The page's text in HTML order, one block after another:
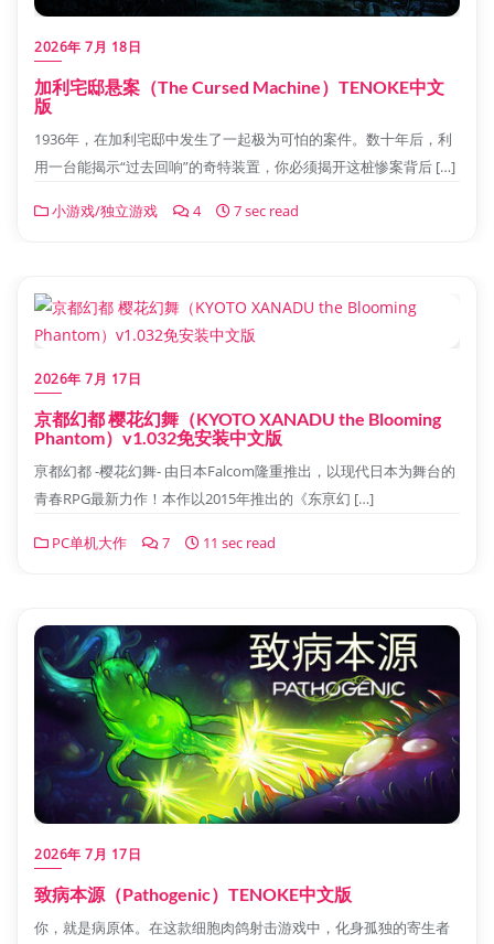
2026年 7月 18日
加利宅邸悬案（The Cursed Machine）TENOKE中文
版
1936年，在加利宅邸中发生了一起极为可怕的案件。数十年后，利
用一台能揭示“过去回响”的奇特装置，你必须揭开这桩惨案背后 […]
小游戏/独立游戏 4 7 sec read
2026年 7月 17日
京都幻都 樱花幻舞（KYOTO XANADU the Blooming
Phantom）v1.032免安装中文版
亰都幻都 -樱花幻舞- 由日本Falcom隆重推出，以现代日本为舞台的
青春RPG最新力作！本作以2015年推出的《东亰幻 […]
PC单机大作 7 11 sec read
2026年 7月 17日
致病本源（Pathogenic）TENOKE中文版
你，就是病原体。在这款细胞肉鸽射击游戏中，化身孤独的寄生者